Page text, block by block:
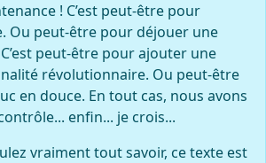
! C’est peut-être pour
Ou peut-être pour déjouer une
peut-être pour ajouter une
révolutionnaire. Ou peut-être
en douce. En tout cas, nous avons
enfin... je crois...
vraiment tout savoir, ce texte est